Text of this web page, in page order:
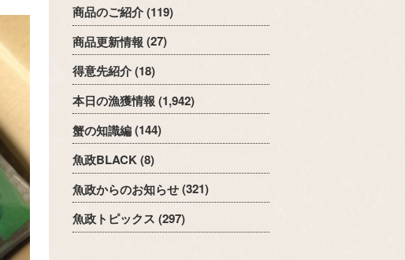
商品のご紹介(119)
商品更新情報 (27)
得意先紹介(18)
本日の漁獲情報 (1,942)
蟹の知識編(144)
魚政BLACK(8)
魚政からのお知らせ(321)
魚政トピックス (297)